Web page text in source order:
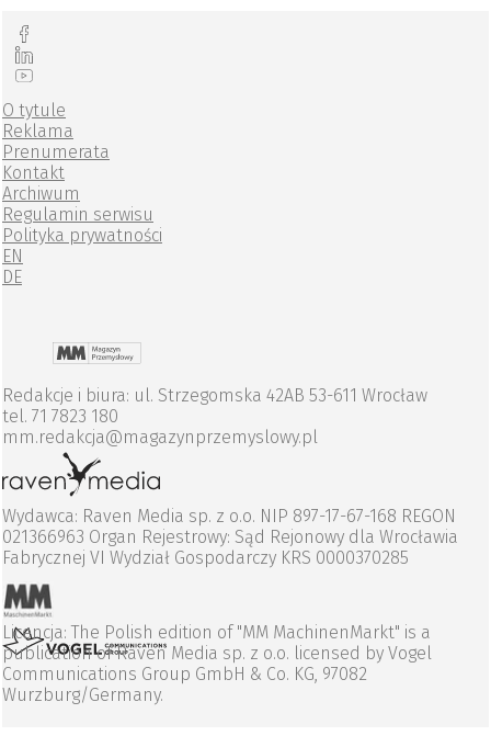
O tytule
Reklama
Prenumerata
Kontakt
Archiwum
Regulamin serwisu
Polityka prywatności
EN
DE
Redakcje i biura: ul. Strzegomska 42AB 53-611 Wrocław
tel. 71 7823 180
mm.redakcja@magazynprzemyslowy.pl
Wydawca: Raven Media sp. z o.o. NIP 897-17-67-168 REGON
021366963 Organ Rejestrowy: Sąd Rejonowy dla Wrocławia
Fabrycznej VI Wydział Gospodarczy KRS 0000370285
Licencja: The Polish edition of "MM MachinenMarkt" is a
publication of Raven Media sp. z o.o. licensed by Vogel
Communications Group GmbH & Co. KG, 97082
Wurzburg/Germany.